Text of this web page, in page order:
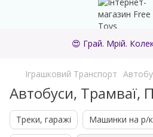
😍 Грай. Мрій.
Іграшковий Транспорт
Автобуси, Трамваї,
Треки, гаражі Машинки на р/к